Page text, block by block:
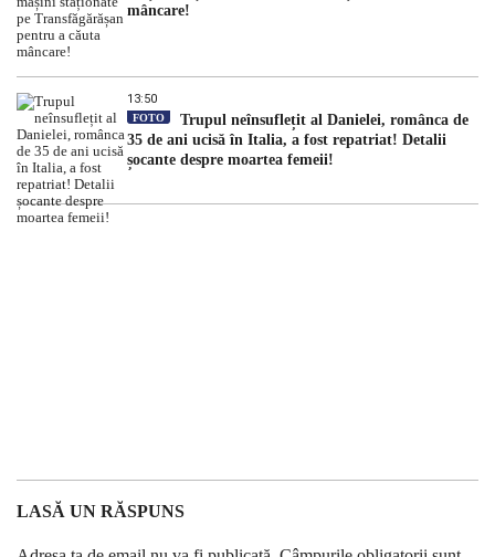
mâncare!
13:50
FOTO
Trupul neînsuflețit al Danielei, românca de
35 de ani ucisă în Italia, a fost repatriat! Detalii
șocante despre moartea femeii!
LASĂ UN RĂSPUNS